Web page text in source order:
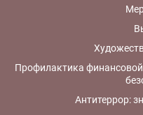
Профилактика финансовой
Антитеррор: